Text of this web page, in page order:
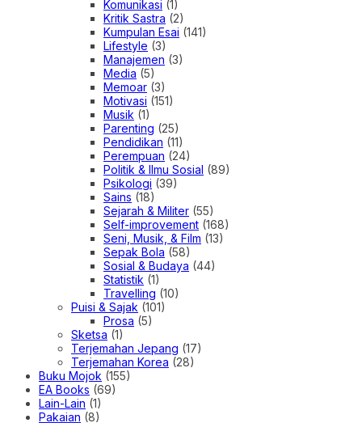
Komunikasi (1)
Kritik Sastra (2)
Kumpulan Esai (141)
Lifestyle (3)
Manajemen (3)
Media (5)
Memoar (3)
Motivasi (151)
Musik (1)
Parenting (25)
Pendidikan (11)
Perempuan (24)
Politik & Ilmu Sosial (89)
Psikologi (39)
Sains (18)
Sejarah & Militer (55)
Self-improvement (168)
Seni, Musik, & Film (13)
Sepak Bola (58)
Sosial & Budaya (44)
Statistik (1)
Travelling (10)
Puisi & Sajak (101)
Prosa (5)
Sketsa (1)
Terjemahan Jepang (17)
Terjemahan Korea (28)
Buku Mojok (155)
EA Books (69)
Lain-Lain (1)
Pakaian (8)